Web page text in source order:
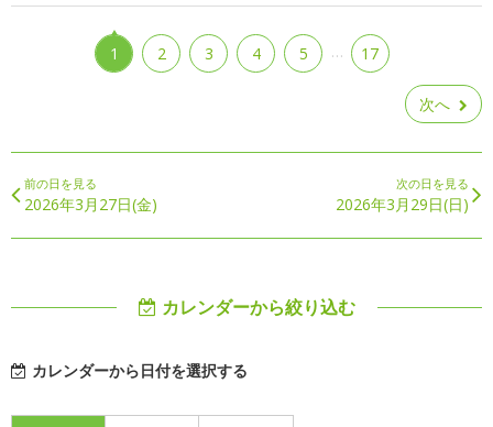
1 2 3 4 5 … 17
次へ
前の日を見る
2026年3月27日(金)
次の日を見る
2026年3月29日(日)
カレンダーから絞り込む
カレンダーから日付を選択する